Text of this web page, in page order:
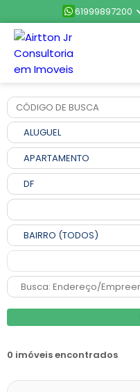
61999897200
0 imóveis encontrados